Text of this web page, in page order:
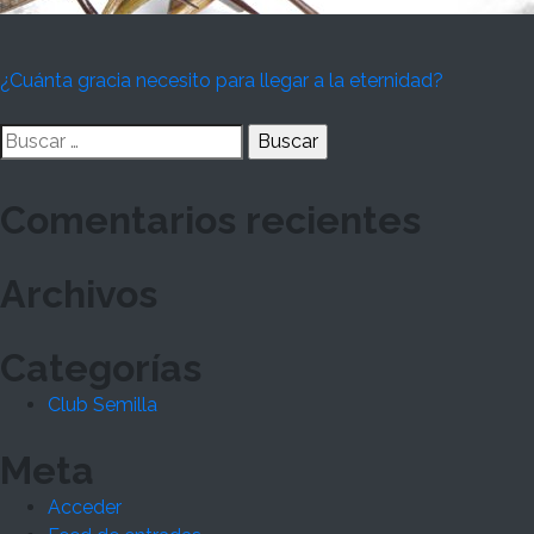
Navegación
de
¿Cuánta gracia necesito para llegar a la eternidad?
Buscar:
Comentarios recientes
Archivos
Categorías
Club Semilla
Meta
Acceder